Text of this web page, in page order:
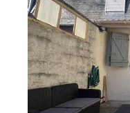
DEAUVILLE 14
60 m2, 4 pièces
Ref : 5290
Maison à
382
Visiter le site dédié